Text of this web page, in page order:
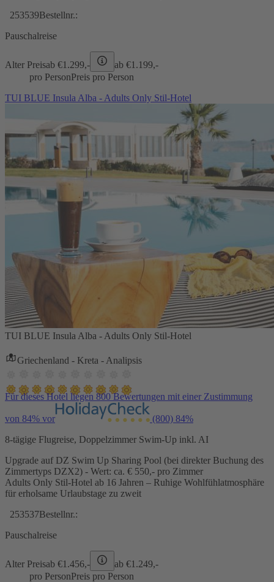
253539Bestellnr.:
Pauschalreise
Alter Preisab €1.299,- ab €1.199,-
pro PersonPreis pro Person
TUI BLUE Insula Alba - Adults Only Stil-Hotel
TUI BLUE Insula Alba - Adults Only Stil-Hotel
Griechenland - Kreta - Analipsis
Für dieses Hotel liegen 800 Bewertungen mit einer Zustimmung
von 84% vor (800) 84%
8-tägige Flugreise, Doppelzimmer Swim-Up inkl. AI
Upgrade auf DZ Swim Up Sharing Pool (bei direkter Buchung des
Zimmertyps DZX2) - Wert: ca. € 550,- pro Zimmer
Adults Only Stil-Hotel ab 16 Jahren – Ruhige Wohlfühlatmosphäre
für erholsame Urlaubstage zu zweit
253537Bestellnr.:
Pauschalreise
Alter Preisab €1.456,- ab €1.249,-
pro PersonPreis pro Person